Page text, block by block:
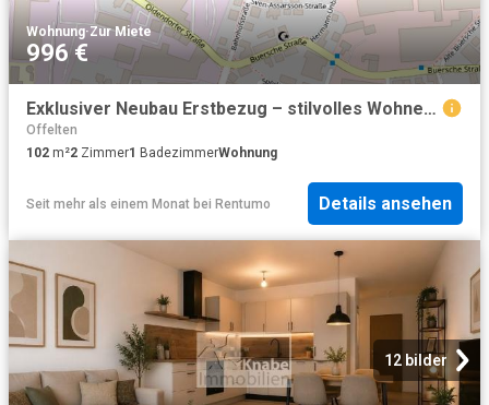
Wohnung·Zur Miete
996 €
Exklusiver Neubau Erstbezug – stilvolles Wohnen auf höchstem Niveau!
Offelten
102 m²2 Zimmer1 BadezimmerWohnung
Seit mehr als einem Monat bei Rentumo Details ansehen
12 bilder